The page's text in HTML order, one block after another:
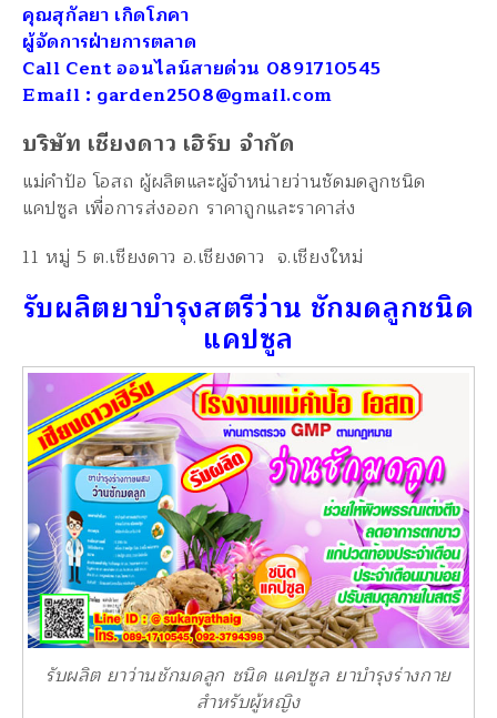
คุณสุกัลยา เกิดโภคา
ผู้จัดการฝ่ายการตลาด
Call Cent ออนไลน์สายด่วน 0891710545
Email : garden2508@gmail.com
บริษัท เชียงดาว เฮิร์บ จำกัด
แม่คำป้อ โอสถ ผู้ผลิตและผู้จำหน่ายว่านชัดมดลูกชนิด
แคปซูล เพื่อการส่งออก ราคาถูกและราคาส่ง
11 หมู่ 5 ต.เชียงดาว อ.เชียงดาว จ.เชียงใหม่
รับผลิตยาบำรุงสตรีว่าน ชักมดลูกชนิด
แคปซูล
รับผลิต ยาว่านชักมดลูก ชนิด แคปซูล ยาบำรุงร่างกาย
สำหรับผู้หญิง